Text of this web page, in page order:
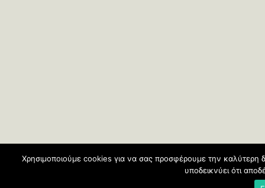
Χρησιμοποιούμε cookies για να σας προσφέρουμε την καλύτερη
υποδεικνύει ότι